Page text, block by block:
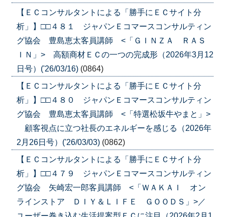
【ＥＣコンサルタントによる「勝手にＥＣサイト分
析」】□□４８１ ジャパンＥコマースコンサルティン
グ協会 豊島恵太客員講師 <「ＧＩＮＺＡ ＲＡＳ
ＩＮ」> 高額商材ＥＣの一つの完成形（2026年3月12
日号）('26/03/16) (0864)
【ＥＣコンサルタントによる「勝手にＥＣサイト分
析」】□□４８０ ジャパンＥコマースコンサルティン
グ協会 豊島恵太客員講師 <「特選松坂牛やまと」>
顧客視点に立つ社長のエネルギーを感じる（2026年
2月26日号）('26/03/03) (0862)
【ＥＣコンサルタントによる「勝手にＥＣサイト分
析」】□□４７９ ジャパンＥコマースコンサルティン
グ協会 矢崎宏一郎客員講師 <「ＷＡＫＡＩ オン
ラインストア ＤＩＹ＆ＬＩＦＥ ＧＯＯＤＳ」>／